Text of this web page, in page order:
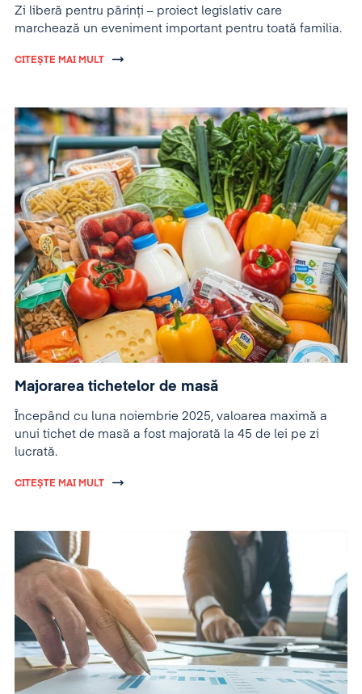
Zi liberă pentru părinți – proiect legislativ care
marchează un eveniment important pentru toată familia.
CITEȘTE MAI MULT
Majorarea tichetelor de masă
Începând cu luna noiembrie 2025, valoarea maximă a
unui tichet de masă a fost majorată la 45 de lei pe zi
lucrată.
CITEȘTE MAI MULT